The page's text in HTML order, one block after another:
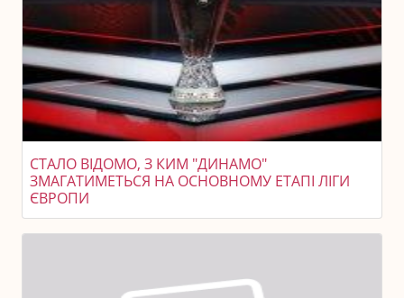
СТАЛО ВІДОМО, З КИМ "ДИНАМО"
ЗМАГАТИМЕТЬСЯ НА ОСНОВНОМУ ЕТАПІ ЛІГИ
ЄВРОПИ